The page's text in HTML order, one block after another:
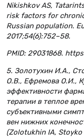
Nikishkov AS,
risk factors for
Russian population.
2017;54(6):752–58.
PMID: 29031868.
5. Золотухин И.А.,
О.В., Ефремова О.И.,
эффективности
терапии в теплое
субъективными
вен нижних
(Zolotukhin IA, Stoyko